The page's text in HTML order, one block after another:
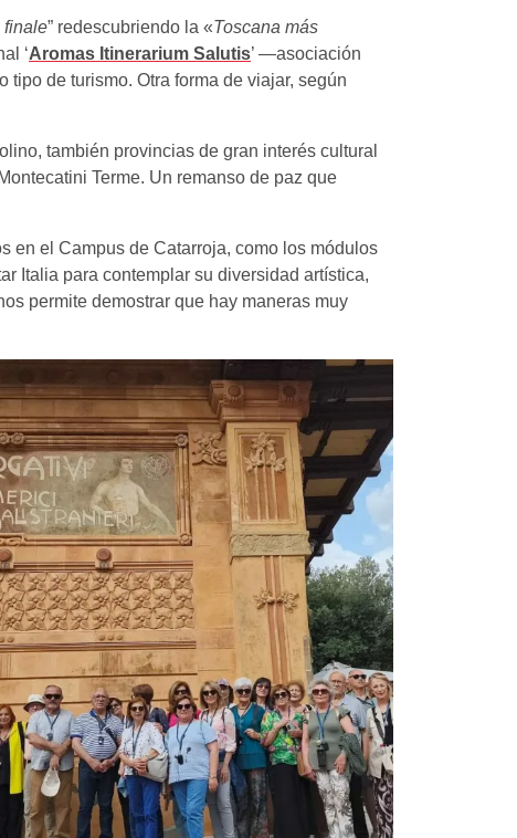
finale” redescubriendo la «Toscana más
‘Aromas Itinerarium Salutis’ —asociación
de turismo. Otra forma de viajar, según
también provincias de gran interés cultural
Terme. Un remanso de paz que
en el Campus de Catarroja, como los módulos
Italia para contemplar su diversidad artística,
permite demostrar que hay maneras muy